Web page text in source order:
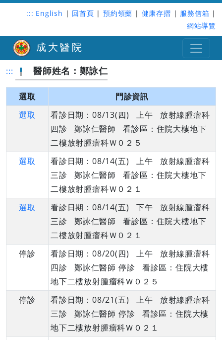
::: English | 回首頁 | 預約領藥 | 健康存摺 | 服務信箱 |
網站導覽
成大醫院
::: 醫師姓名：鄭詠仁
選取
門診資訊
選取
看診日期：08/13(四) 上午 放射線腫瘤科
四診 鄭詠仁醫師 看診區：住院大樓地下
二樓放射腫瘤科Ｗ０２５
選取
看診日期：08/14(五) 上午 放射線腫瘤科
三診 鄭詠仁醫師 看診區：住院大樓地下
二樓放射腫瘤科Ｗ０２１
選取
看診日期：08/14(五) 下午 放射線腫瘤科
三診 鄭詠仁醫師 看診區：住院大樓地下
二樓放射腫瘤科Ｗ０２１
停診
看診日期：08/20(四) 上午 放射線腫瘤科
四診 鄭詠仁醫師 停診 看診區：住院大樓
地下二樓放射腫瘤科Ｗ０２５
停診
看診日期：08/21(五) 上午 放射線腫瘤科
三診 鄭詠仁醫師 停診 看診區：住院大樓
地下二樓放射腫瘤科Ｗ０２１